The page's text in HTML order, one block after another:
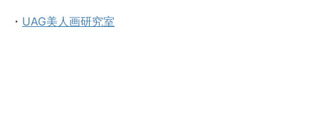
・ UAG美人画研究室